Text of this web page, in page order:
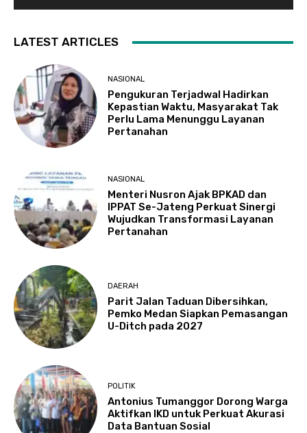
LATEST ARTICLES
NASIONAL
Pengukuran Terjadwal Hadirkan
Kepastian Waktu, Masyarakat Tak
Perlu Lama Menunggu Layanan
Pertanahan
NASIONAL
Menteri Nusron Ajak BPKAD dan
IPPAT Se-Jateng Perkuat Sinergi
Wujudkan Transformasi Layanan
Pertanahan
DAERAH
Parit Jalan Taduan Dibersihkan,
Pemko Medan Siapkan Pemasangan
U-Ditch pada 2027
POLITIK
Antonius Tumanggor Dorong Warga
Aktifkan IKD untuk Perkuat Akurasi
Data Bantuan Sosial